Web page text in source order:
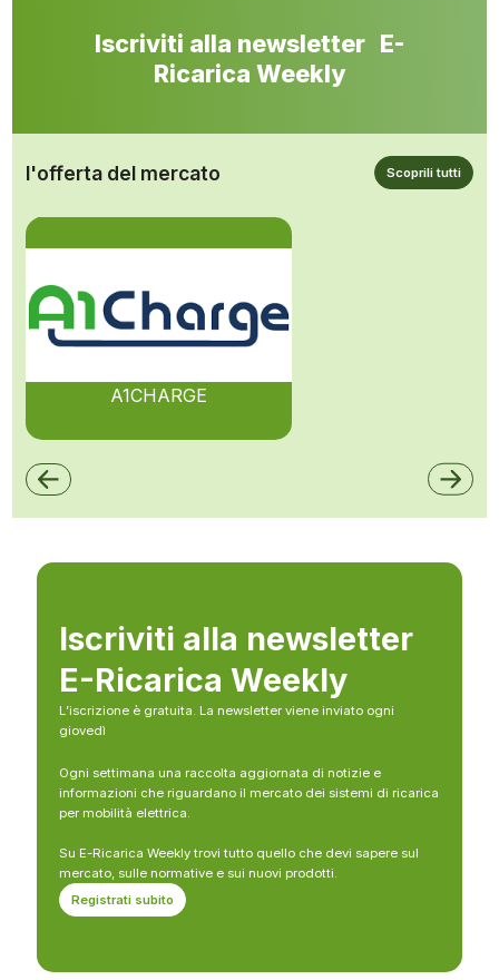
Iscriviti alla newsletter E-
Ricarica Weekly
l'offerta del mercato Scoprili tutti
A1CHARGE
Iscriviti alla newsletter
E-Ricarica Weekly
L’iscrizione è gratuita. La newsletter viene inviato ogni
giovedì
Ogni settimana una raccolta aggiornata di notizie e
informazioni che riguardano il mercato dei sistemi di ricarica
per mobilità elettrica.
Su E-Ricarica Weekly trovi tutto quello che devi sapere sul
mercato, sulle normative e sui nuovi prodotti.
Registrati subito